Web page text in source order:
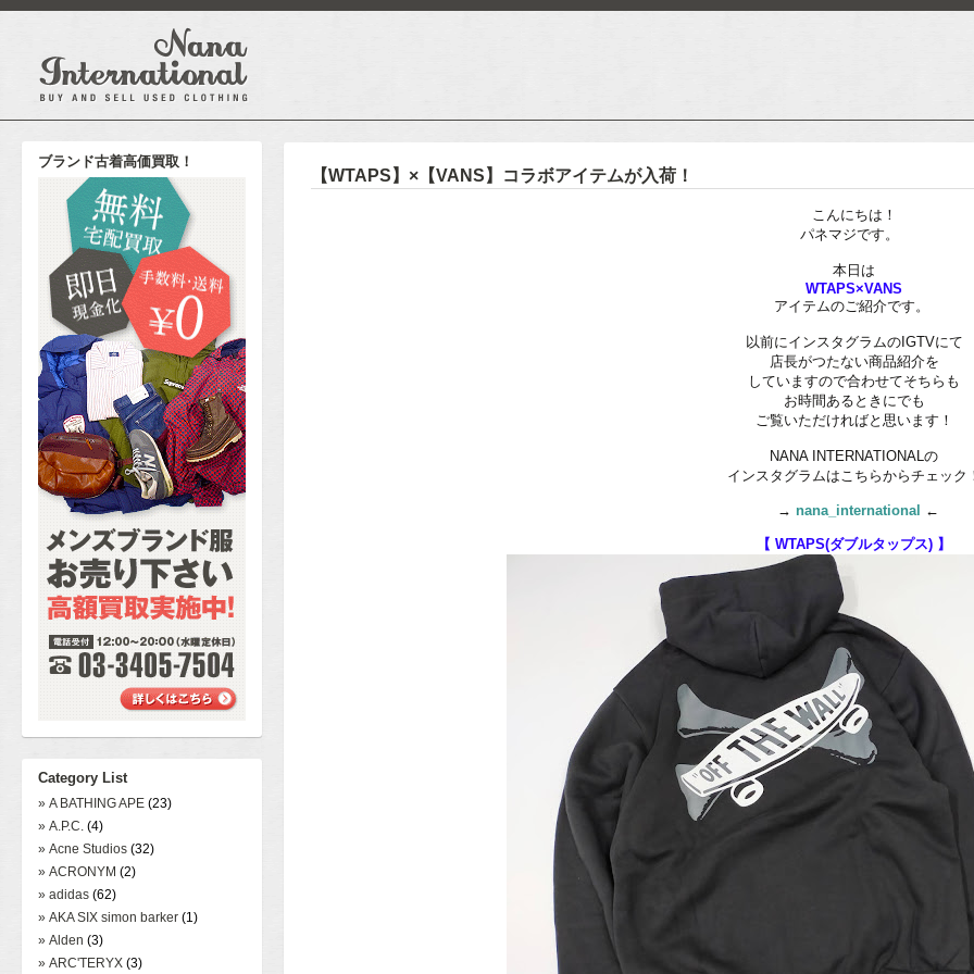
ブランド古着高価買取！
Category List
» A BATHING APE (23)
» A.P.C. (4)
» Acne Studios (32)
» ACRONYM (2)
» adidas (62)
» AKA SIX simon barker (1)
» Alden (3)
» ARC'TERYX (3)
【WTAPS】×【VANS】コラボアイテムが入荷！
こんにちは！
パネマジです。
本日は
WTAPS×VANS
アイテムのご紹介です。
以前にインスタグラムのIGTVにて
店長がつたない商品紹介を
していますので合わせてそちらも
お時間あるときにでも
ご覧いただければと思います！
NANA INTERNATIONALの
インスタグラムはこちらからチェック
→nana_international ←
【 WTAPS(ダブルタップス) 】